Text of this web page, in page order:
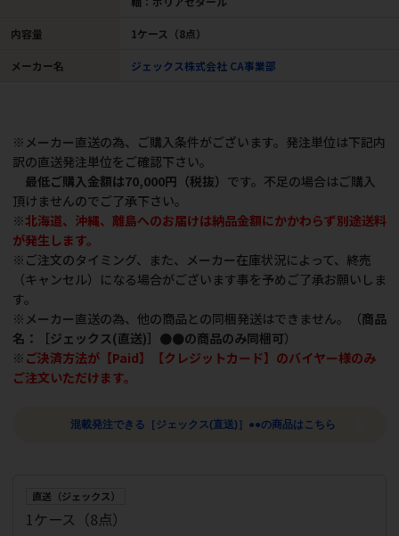
内容量 1ケース（8点）
メーカー名 ジェックス株式会社 CA事業部
※メーカー直送の為、ご購入条件がございます。発注単位は下記内
訳の直送発注単位をご確認下さい。
最低ご購入金額は70,000円（税抜） です。不足の場合はご購入
頂けませんのでご了承下さい。
※北海道、沖縄、離島へのお届けは納品金額にかかわらず別途送料
が発生します。
※ご注文のタイミング、また、メーカー在庫状況によって、終売
（キャンセル）になる場合がございます事を予めご了承お願いしま
す。
※メーカー直送の為、他の商品との同梱発送はできません。（商品
名：［ジェックス(直送)］●●の商品のみ同梱可）
※ ご決済方法が【Paid】【クレジットカード】のバイヤー様のみ
ご注文いただけます。
混載発注できる［ジェックス(直送)］●●の商品はこちら
直送（ジェックス）
1ケース（8点）